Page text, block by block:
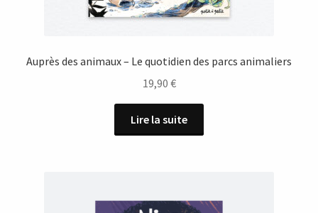
Auprès des animaux – Le quotidien des parcs animaliers
19,90 €
Lire la suite